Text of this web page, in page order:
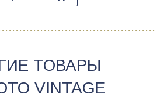
ТОВАРЫ
VINTAGE